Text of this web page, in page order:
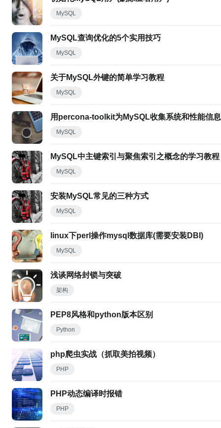
MySQL
MySQL查询优化的5个实用技巧
MySQL
关于MySQL外键的简单学习教程
MySQL
用percona-toolkit为MySQL收集系统和性能信
MySQL
MySQL中主键索引与聚焦索引之概念的学习教程
MySQL
安装MySQL常见的三种方式
MySQL
linux下perl操作mysql数据库(需要安装DBI)
MySQL
浅谈网络封锁与突破
架构
PEP8风格和python版本区别
Python
php爬虫实战（抓取美拍视频）
PHP
PHP动态编译时报错
PHP